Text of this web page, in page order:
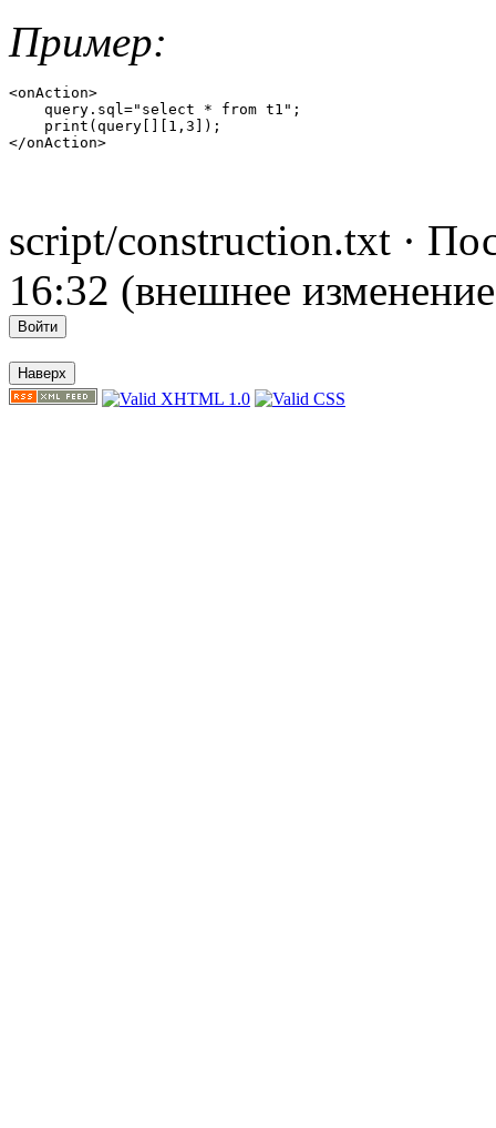
Пример:
<onAction>
    query.sql="select * from t1";
    print(query[][1,3]);
</onAction>
script/construction.txt ·
16:32 (внешнее